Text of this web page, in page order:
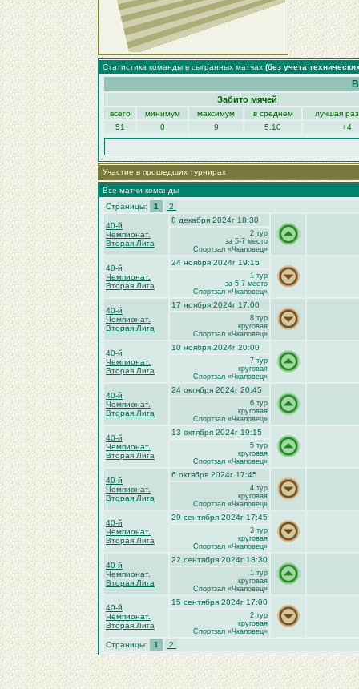
Статистика команды в сыгранных матчах (без учета
Забито мячей
всего минимум максимум в среднем
лучшая
51
0 9 5.10 +4
Участие в прошедших турнирах
Все матчи команды
Страницы:
1 2
40-й
Чемпионат.
Вторая Лига
8 декабря 2024г 18:30
2 тур
за 5-7 место
Спортзал «Чкаловец»
40-й
Чемпионат.
Вторая Лига
24 ноября 2024г 19:15
1 тур
за 5-7 место
Спортзал «Чкаловец»
40-й
Чемпионат.
Вторая Лига
17 ноября 2024г 17:00
8 тур
круговая
Спортзал «Чкаловец»
40-й
Чемпионат.
Вторая Лига
10 ноября 2024г 20:00
7 тур
круговая
Спортзал «Чкаловец»
40-й
Чемпионат.
Вторая Лига
24 октября 2024г 20:45
6 тур
круговая
Спортзал «Чкаловец»
40-й
Чемпионат.
Вторая Лига
13 октября 2024г 19:15
5 тур
круговая
Спортзал «Чкаловец»
40-й
Чемпионат.
Вторая Лига
6 октября 2024г 17:45
4 тур
круговая
Спортзал «Чкаловец»
40-й
Чемпионат.
Вторая Лига
29 сентября 2024г 17:45
3 тур
круговая
Спортзал «Чкаловец»
40-й
Чемпионат.
Вторая Лига
22 сентября 2024г 18:30
1 тур
круговая
Спортзал «Чкаловец»
40-й
Чемпионат.
Вторая Лига
15 сентября 2024г 17:00
2 тур
круговая
Спортзал «Чкаловец»
Страницы: 1 2